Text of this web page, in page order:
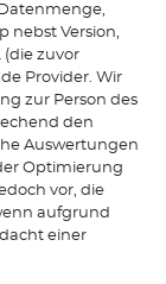
nebst Version,
(die zuvor
Provider. Wir
zur Person des
den
Auswertungen
Optimierung
vor, die
aufgrund
einer